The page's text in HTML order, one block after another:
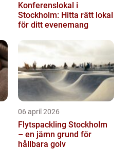
Konferenslokal i
Stockholm: Hitta rätt lokal
för ditt evenemang
06 april 2026
Flytspackling Stockholm
– en jämn grund för
hållbara golv